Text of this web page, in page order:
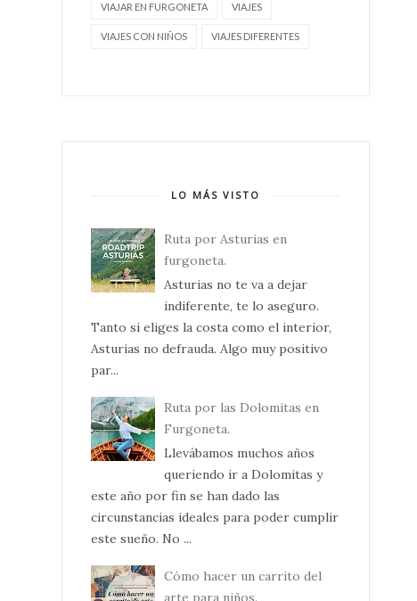
VIAJAR EN FURGONETA VIAJES
VIAJES CON NIÑOS VIAJES DIFERENTES
LO MÁS VISTO
Ruta por Asturias en
furgoneta.
Asturias no te va a dejar
indiferente, te lo aseguro.
Tanto si eliges la costa como el interior,
Asturias no defrauda. Algo muy positivo
par...
Ruta por las Dolomitas en
Furgoneta.
Llevábamos muchos años
queriendo ir a Dolomitas y
este año por fin se han dado las
circunstancias ideales para poder cumplir
este sueño. No ...
Cómo hacer un carrito del
arte para niños.